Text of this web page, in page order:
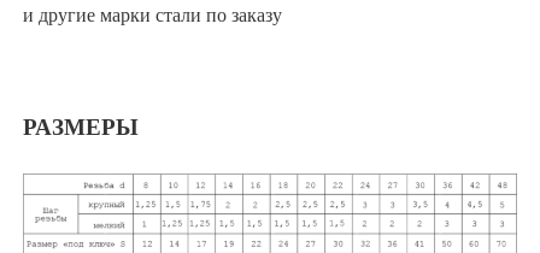
и другие марки стали по заказу
РАЗМЕРЫ